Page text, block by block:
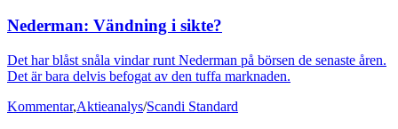
Nederman: Vändning i sikte?
Det har blåst snåla vindar runt Nederman på börsen de senaste åren.
Det är bara delvis befogat av den tuffa marknaden.
Kommentar,Aktieanalys/Scandi Standard